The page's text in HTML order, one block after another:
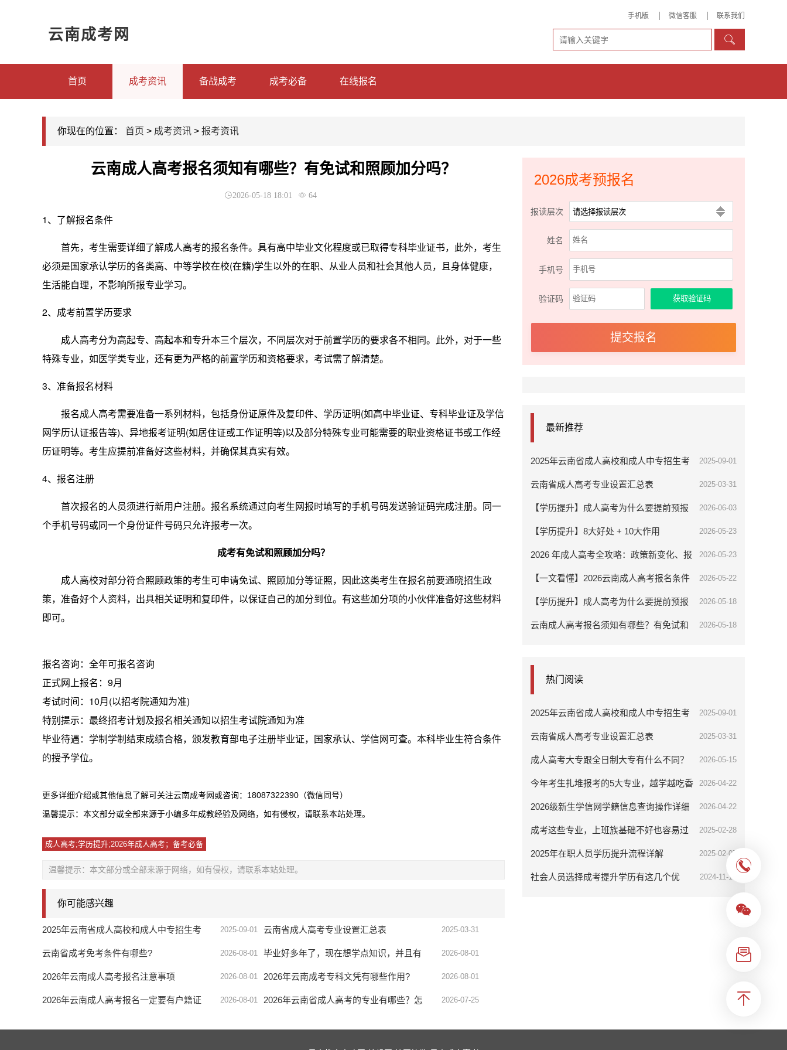
云南成考网
手机版 微信客服 联系我们

首页 成考资讯 备战成考 成考必备 在线报名
你现在的位置： 首页 > 成考资讯 > 报考资讯
云南成人高考报名须知有哪些？有免试和照顾加分吗？
2026-05-18 18:01 64
1、了解报名条件
首先，考生需要详细了解成人高考的报名条件。具有高中毕业文化程度或已取得专科毕业证书，此外，考生
必须是国家承认学历的各类高、中等学校在校(在籍)学生以外的在职、从业人员和社会其他人员，且身体健康，
生活能自理，不影响所报专业学习。
2、成考前置学历要求
成人高考分为高起专、高起本和专升本三个层次，不同层次对于前置学历的要求各不相同。此外，对于一些
特殊专业，如医学类专业，还有更为严格的前置学历和资格要求，考试需了解清楚。
3、准备报名材料
报名成人高考需要准备一系列材料，包括身份证原件及复印件、学历证明(如高中毕业证、专科毕业证及学信
网学历认证报告等)、异地报考证明(如居住证或工作证明等)以及部分特殊专业可能需要的职业资格证书或工作经
历证明等。考生应提前准备好这些材料，并确保其真实有效。
4、报名注册
首次报名的人员须进行新用户注册。报名系统通过向考生网报时填写的手机号码发送验证码完成注册。同一
个手机号码或同一个身份证件号码只允许报考一次。
成考有免试和照顾加分吗？
成人高校对部分符合照顾政策的考生可申请免试、照顾加分等证照，因此这类考生在报名前要通晓招生政
策，准备好个人资料，出具相关证明和复印件，以保证自己的加分到位。有这些加分项的小伙伴准备好这些材料
即可。
报名咨询：全年可报名咨询
正式网上报名：9月
考试时间：10月(以招考院通知为准)
特别提示：最终招考计划及报名相关通知以招生考试院通知为准
毕业待遇：学制学制结束成绩合格，颁发教育部电子注册毕业证，国家承认、 学信网可查。本科毕业生符合条件
的授予学位。
更多详细介绍或其他信息了解可关注云南成考网或咨询：18087322390（微信同号）
温馨提示：本文部分或全部来源于小编多年成教经验及网络，如有侵权，请联系本站处理。
成人高考;学历提升;2026年成人高考；备考必备
温馨提示：本文部分或全部来源于网络，如有侵权，请联系本站处理。
你可能感兴趣
2025年云南省成人高校和成人中专招生考
试报名通告
2025-09-01 云南省成人高考专业设置汇总表 2025-03-31
云南省成考免考条件有哪些? 2026-08-01 毕业好多年了，现在想学点知识，并且有
个学历，现在还可以报名参加成人高考
吗？
2026-08-01
2026年云南成人高考报名注意事项 2026-08-01 2026年云南成考专科文凭有哪些作用? 2026-08-01
2026年云南成人高考报名一定要有户籍证 2026-08-01 2026年云南省成人高考的专业有哪些？怎 2026-07-25
2026成考预报名
报读层次
姓名
手机号
验证码
最新推荐
2025年云南省成人高校和成人中专招生考
试报名通告
2025-09-01
云南省成人高考专业设置汇总表 2025-03-31
【学历提升】成人高考为什么要提前预报
名？
2026-06-03
【学历提升】8大好处 + 10大作用 2026-05-23
2026 年成人高考全攻略：政策新变化、报
考条件、流程及备考指南
2026-05-23
【一文看懂】2026云南成人高考报名条件 2026-05-22
【学历提升】成人高考为什么要提前预报
名？
2026-05-18
云南成人高考报名须知有哪些？有免试和 2026-05-18
热门阅读
2025年云南省成人高校和成人中专招生考
试报名通告
2025-09-01
云南省成人高考专业设置汇总表 2025-03-31
成人高考大专跟全日制大专有什么不同？ 2026-05-15
今年考生扎堆报考的5大专业，越学越吃香 2026-04-22
2026级新生学信网学籍信息查询操作详细
步骤分享
2026-04-22
成考这些专业，上班族基础不好也容易过 2025-02-28
2025年在职人员学历提升流程详解 2025-02-07
社会人员选择成考提升学历有这几个优 2024-11-18